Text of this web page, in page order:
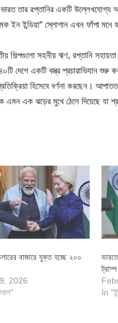
তার রপ্তানির একটি উল্লেখযোগ্য
ইন ইন্ডিয়া” স্লোগান এখন ফাঁপা মনে
শিল্পগুলো সহনীয় ঋণ, রপ্তানি
দেশে একটি বস্ত্র প্রচারাভিযান
হিসেবে বর্ণনা করছেন।
এমন এক ঝড়ের মুখে ঠেলে দিয়েছে যা
বাজারে যুক্ত হচ্ছে ২০০
2026
ট্রাম্প
In